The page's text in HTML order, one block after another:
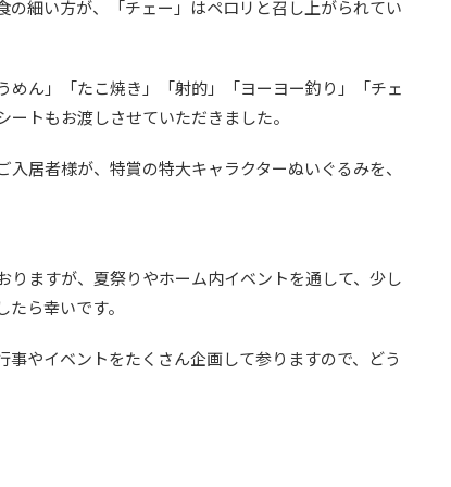
細い方が、「チェー」はペロリと召し上がられてい
めん」「たこ焼き」「射的」「ヨーヨー釣り」「チェ
トもお渡しさせていただきました。
居者様が、特賞の特大キャラクターぬいぐるみを、
ますが、夏祭りやホーム内イベントを通して、少し
ら幸いです。
やイベントをたくさん企画して参りますので、どう